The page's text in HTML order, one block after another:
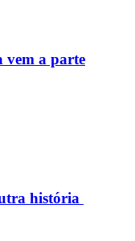
vem a parte
história